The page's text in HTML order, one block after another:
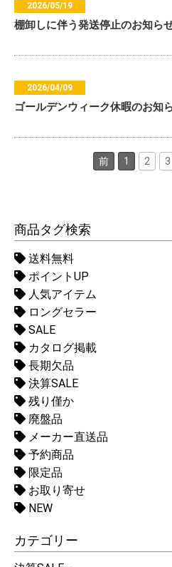
2026/05/19
棚卸しに伴う発送停止のお知ら
2026/04/09
ゴールデンウィーク休暇のお知
前 1 2 3
商品タグ検索
送料無料
ポイントUP
人気アイテム
ロングセラー
SALE
カタログ掲載
長期欠品
決算SALE
残り僅か
廃盤品
メーカー直送品
予約商品
限定品
お取り寄せ
NEW
カテゴリー